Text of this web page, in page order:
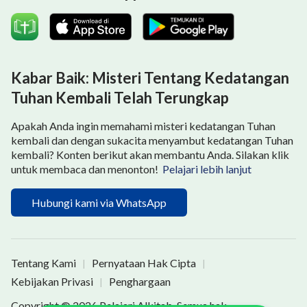
melakukan tahap pekerjaan penyucian terhadap
manusia, hatiku mulai berpacu, dan aku berpikir:
penghakiman? Ketika Tuhan Yesus disalibkan, Dia
jelas-jelas berfirman, ‘
Sudah selesai,’ artinya
pekerjaan Tuhan sudah selesai, bahwa kita telah
diampuni dan diselamatkan dan bahwa, ketika Tuhan
datang kembali, kita akan segera diangkat ke surga.
Tidak mungkin ada pekerjaan baru. Memikirkan hal ini,
aku berkata kepada Saudara Li, "Aku telah mendengar
banyak pendeta berkhotbah dan belum pernah
kembali. Selain itu, ketika Yesus disalibkan, Dia
berkata, ‘Sudah selesai,’ dan ini menunjukkan bahwa
Kabar Baik: Misteri Tentang Kedatangan
Tuhan Kembali Telah Terungkap
Apakah Anda ingin memahami misteri kedatangan Tuhan
kembali dan dengan sukacita menyambut kedatangan Tuhan
kembali? Konten berikut akan membantu Anda. Silakan klik
untuk membaca dan menonton! Pelajari lebih lanjut
Hubungi kami via WhatsApp
Tentang Kami | Pernyataan Hak Cipta |
Kebijakan Privasi |
Penghargaan